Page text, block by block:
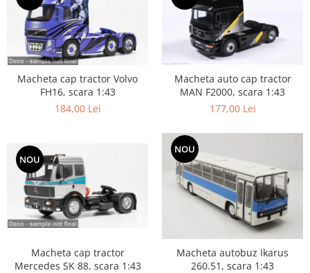
Macheta cap tractor Volvo
FH16, scara 1:43
184,00 Lei
Macheta auto cap tractor
MAN F2000, scara 1:43
177,00 Lei
NOU
Macheta cap tractor
Mercedes SK 88, scara 1:43
NOU
Macheta autobuz Ikarus
260.51, scara 1:43